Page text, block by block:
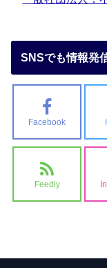
SNSでも情報発
Facebook
Feedly